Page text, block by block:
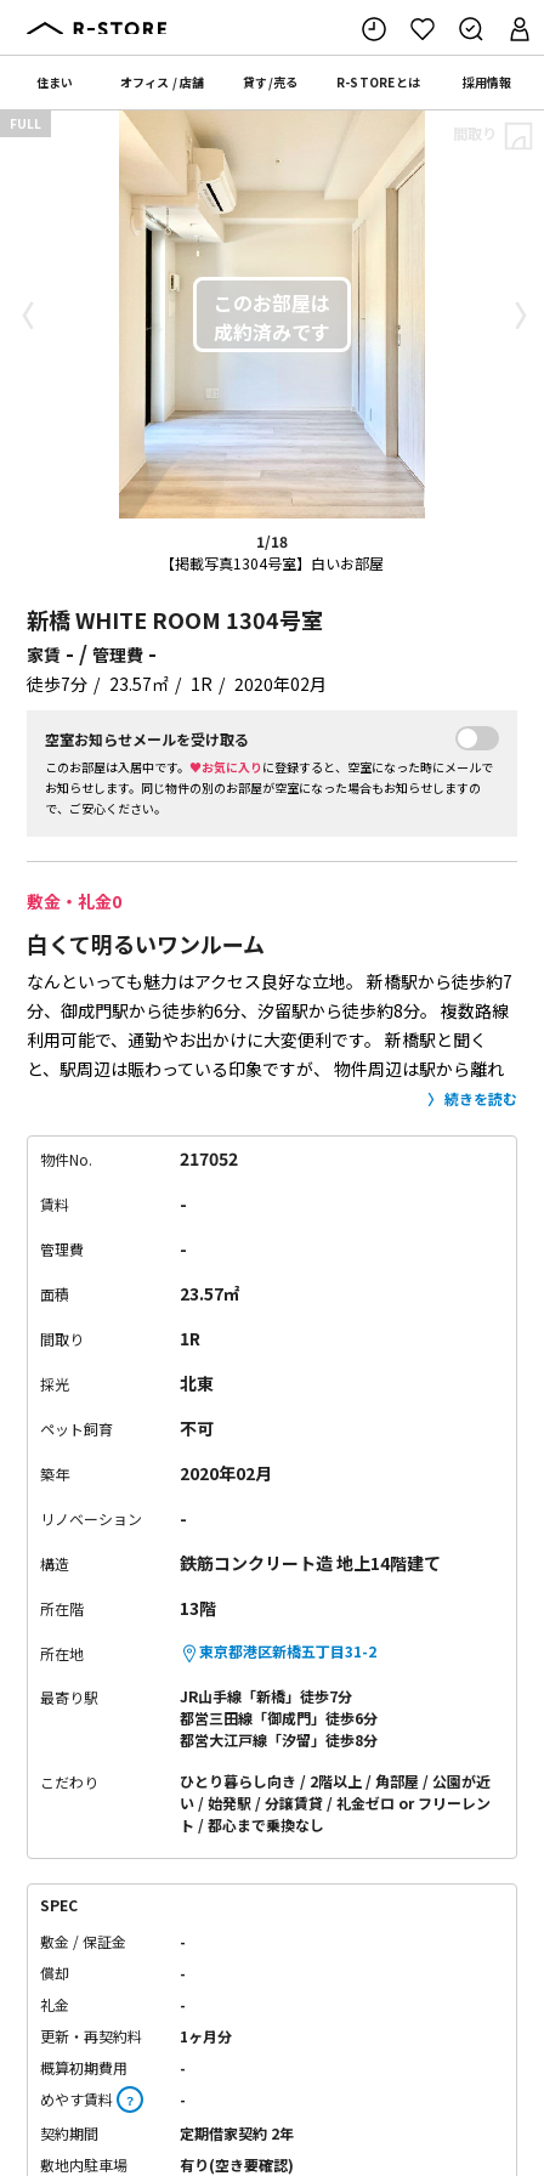
住まい オフィス /店舗 貸す/売る R-STOREとは 採用情報
1/18
【掲載写真1304号室】白いお部屋
〈 〉
FULL 間取り
新橋 WHITE ROOM 1304号室
家賃 - /管理費 -
徒歩7分 23.57㎡ 1R 2020年02月
空室お知らせメールを受け取る
このお部屋は入居中です。♥お気に入り に登録すると、空室になった時にメールで
お知らせします。同じ物件の別のお部屋が空室になった場合もお知らせしますの
で、ご安心ください。
敷金・礼金0
白くて明るいワンルーム
なんといっても魅力はアクセス良好な立地。 新橋駅から徒歩約7
分、御成門駅から徒歩約6分、汐留駅から徒歩約8分。 複数路線
利用可能で、通勤やお出かけに大変便利です。
新橋駅と聞く
と、駅周辺は賑わっている印象ですが、 物件周辺は駅から離れ
お部屋は、白×ベージュの
いのが嬉しいポイント。コンパクトなお部屋ですが、
充実していて、快適にお過ごし頂けます。
駅。ご飯は外で済ます派の方には飽きないエリアです。
続きを読む
物件No. 217052
賃料 -
管理費 -
面積 23.57㎡
間取り 1R
採光 北東
ペット飼育 不可
築年 2020年02月
リノベーション -
構造 鉄筋コンクリート造 地上14階建て
所在階 13階
所在地 東京都港区新橋五丁目31-2
最寄り駅
JR山手線「新橋」徒歩7分
都営三田線「御成門」徒歩6分
都営大江戸線「汐留」徒歩8分
こだわり ひとり暮らし向き 2階以上 角部屋
公園が近
い
始発駅 分譲賃貸
礼金ゼロ or フリーレン
ト
都心まで乗換なし
SPEC
敷金 / 保証金
-
償却
-
礼金
-
更新・再契約料
1ヶ月分
概算初期費用
-
めやす賃料 ？
-
契約期間
定期借家契約 2年
敷地内駐車場
有り(空き要確認)